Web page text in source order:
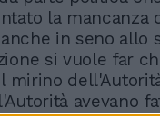
la mancanza
in seno allo
si vuole far
mirino
avevano
di convergenza